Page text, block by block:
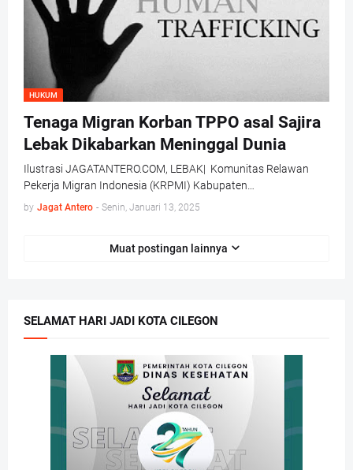
HUKUM
Tenaga Migran Korban TPPO asal Sajira
Lebak Dikabarkan Meninggal Dunia
Ilustrasi JAGATANTERO.COM, LEBAK| Komunitas Relawan
Pekerja Migran Indonesia (KRPMI) Kabupaten…
by Jagat Antero - Senin, Januari 13, 2025
Muat postingan lainnya
SELAMAT HARI JADI KOTA CILEGON